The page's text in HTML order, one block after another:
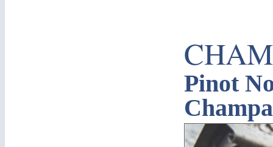
Pinot